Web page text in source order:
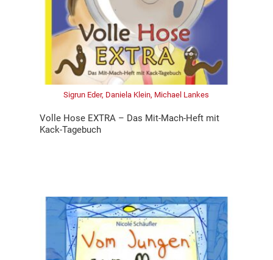
Sigrun Eder, Daniela Klein, Michael Lankes
Volle Hose EXTRA – Das Mit-Mach-Heft mit
Kack-Tagebuch